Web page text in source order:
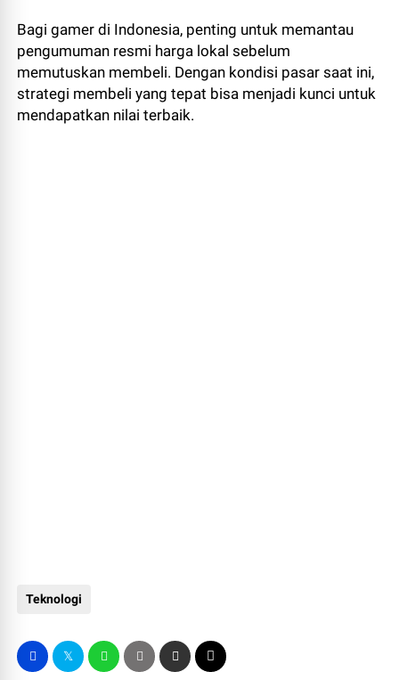
Bagi gamer di Indonesia, penting untuk memantau
pengumuman resmi harga lokal sebelum
memutuskan membeli. Dengan kondisi pasar saat ini,
strategi membeli yang tepat bisa menjadi kunci untuk
mendapatkan nilai terbaik.
Teknologi